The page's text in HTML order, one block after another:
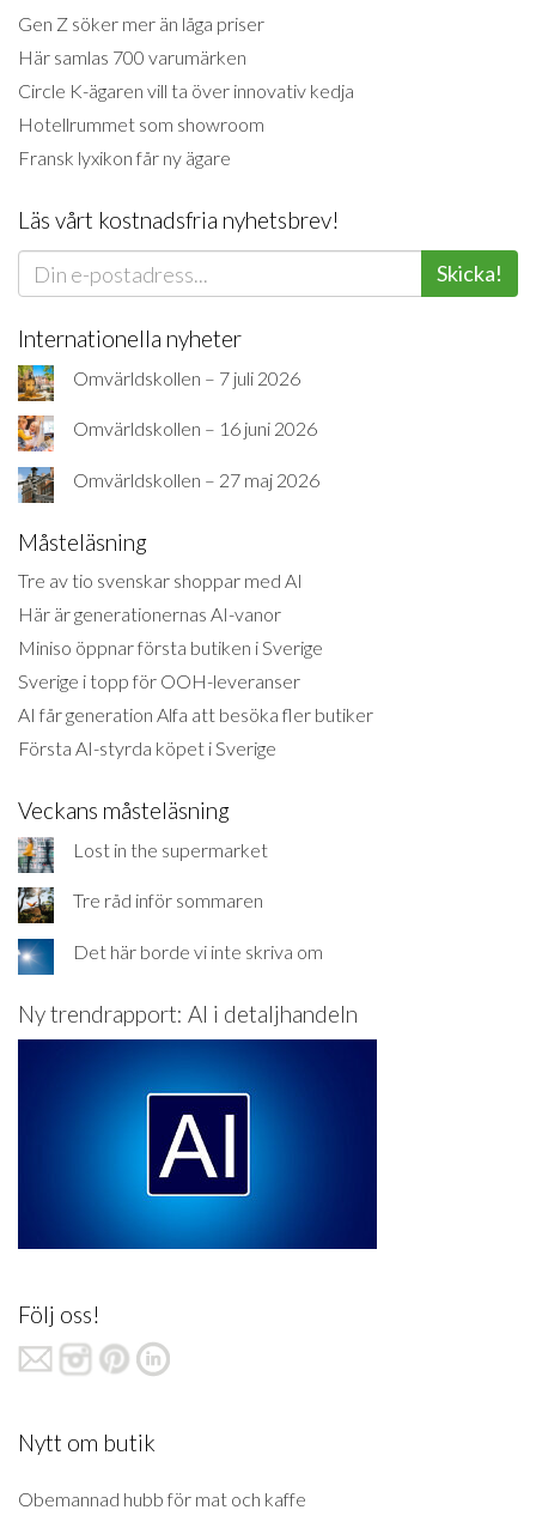
Gen Z söker mer än låga priser
Här samlas 700 varumärken
Circle K-ägaren vill ta över innovativ kedja
Hotellrummet som showroom
Fransk lyxikon får ny ägare
Läs vårt kostnadsfria nyhetsbrev!
Skicka!
Internationella nyheter
Omvärldskollen – 7 juli 2026
Omvärldskollen – 16 juni 2026
Omvärldskollen – 27 maj 2026
Måsteläsning
Tre av tio svenskar shoppar med AI
Här är generationernas AI-vanor
Miniso öppnar första butiken i Sverige
Sverige i topp för OOH-leveranser
AI får generation Alfa att besöka fler butiker
Första AI-styrda köpet i Sverige
Veckans måsteläsning
Lost in the supermarket
Tre råd inför sommaren
Det här borde vi inte skriva om
Ny trendrapport: AI i detaljhandeln
Följ oss!
Nytt om butik
Obemannad hubb för mat och kaffe